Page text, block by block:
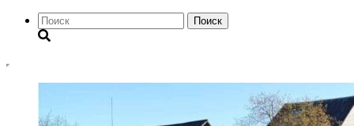
Поиск